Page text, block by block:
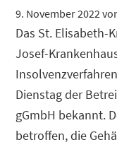
9. November 2022
Das St. Elisabeth-
Josef-
Dienstag der
gGmbH bekannt.
betroffen, die